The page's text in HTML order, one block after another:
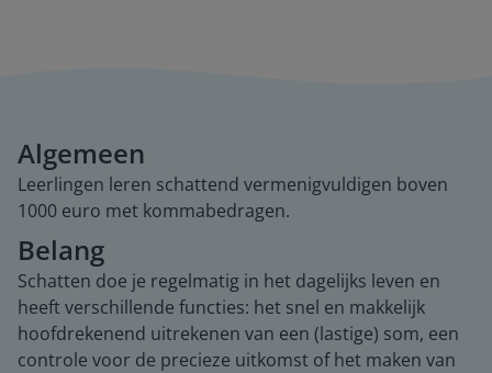
Algemeen
Leerlingen leren schattend vermenigvuldigen boven
1000 euro met kommabedragen.
Belang
Schatten doe je regelmatig in het dagelijks leven en
heeft verschillende functies: het snel en makkelijk
hoofdrekenend uitrekenen van een (lastige) som, een
controle voor de precieze uitkomst of het maken van